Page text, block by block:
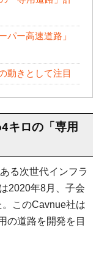
パー高速道路」
動きとして注目
キロの「専用
る次世代インフラ
2020年8月、子会
このCavnue社は
の道路を開発を目